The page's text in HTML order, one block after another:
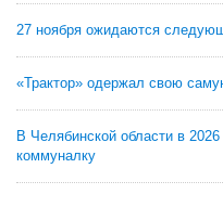
27 ноября ожидаются
«Трактор» одержал свою
В Челябинской области в
коммуналку